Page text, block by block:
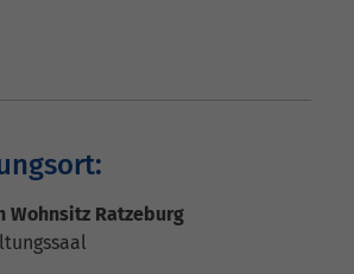
Wohnsitz Ratzeburg